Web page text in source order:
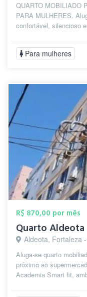
QUARTO MOBILIADO
PARA MULHERES.
confortável, silencioso
Para mulheres
R$ 870,00 por mês
Quarto Aldeota
Aldeota, Fortaleza
Aluga-se quarto
próximo ao
Academia Smart fit,